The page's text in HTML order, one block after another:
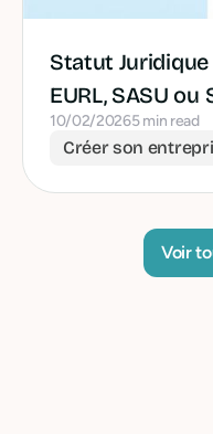
Statut Juridique
EURL, SASU ou
10/02/20265 min read
Créer son
Voir